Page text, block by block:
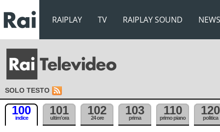
RAIPLAY TV RAIPLAY SOUND NEWS
SOLO TESTO
100
indice
101
ultim'ora
102
24 ore
103
prima
110
primo piano
120
politica